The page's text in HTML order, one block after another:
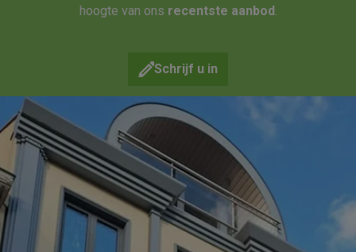
hoogte van ons recentste aanbod.
Schrijf u in